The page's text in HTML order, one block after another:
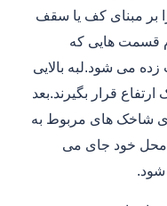
مبنای کف یا سقف
قسمت هایی که
می شود.لبه بالایی
قرار بگیرند.بعد
شاخک های مربوط به
محل خود جای می
شود.